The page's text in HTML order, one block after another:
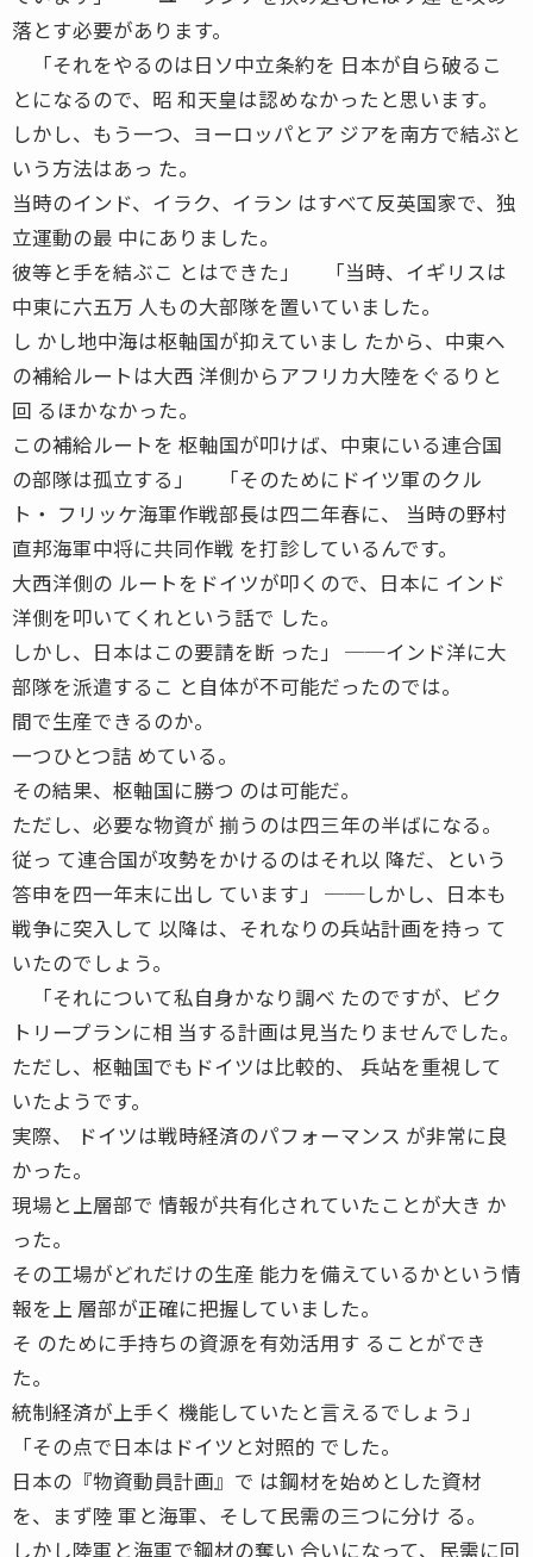
落とす必要があります。
「それをやるのは日ソ中立条約を 日本が自ら破るこ
とになるので、昭 和天皇は認めなかったと思います。
しかし、もう一つ、ヨーロッパとア ジアを南方で結ぶと
いう方法はあっ た。
当時のインド、イラク、イラン はすべて反英国家で、独
立運動の最 中にありました。
彼等と手を結ぶこ とはできた」 「当時、イギリスは
中東に六五万 人もの大部隊を置いていました。
し かし地中海は枢軸国が抑えていまし たから、中東へ
の補給ルートは大西 洋側からアフリカ大陸をぐるりと
回 るほかなかった。
この補給ルートを 枢軸国が叩けば、中東にいる連合国
の部隊は孤立する」 「そのためにドイツ軍のクル
ト・ フリッケ海軍作戦部長は四二年春に、 当時の野村
直邦海軍中将に共同作戦 を打診しているんです。
大西洋側の ルートをドイツが叩くので、日本に インド
洋側を叩いてくれという話で した。
しかし、日本はこの要請を断 った」 ──インド洋に大
部隊を派遣するこ と自体が不可能だったのでは。
間で生産できるのか。
一つひとつ詰 めている。
その結果、枢軸国に勝つ のは可能だ。
ただし、必要な物資が 揃うのは四三年の半ばになる。
従っ て連合国が攻勢をかけるのはそれ以 降だ、という
答申を四一年末に出し ています」 ──しかし、日本も
戦争に突入して 以降は、それなりの兵站計画を持っ て
いたのでしょう。
「それについて私自身かなり調べ たのですが、ビク
トリープランに相 当する計画は見当たりませんでした。
ただし、枢軸国でもドイツは比較的、 兵站を重視して
いたようです。
実際、 ドイツは戦時経済のパフォーマンス が非常に良
かった。
現場と上層部で 情報が共有化されていたことが大き か
った。
その工場がどれだけの生産 能力を備えているかという情
報を上 層部が正確に把握していました。
そ のために手持ちの資源を有効活用す ることができ
た。
統制経済が上手く 機能していたと言えるでしょう」
「その点で日本はドイツと対照的 でした。
日本の『物資動員計画』で は鋼材を始めとした資材
を、まず陸 軍と海軍、そして民需の三つに分け る。
しかし陸軍と海軍で鋼材の奪い 合いになって、民需に回